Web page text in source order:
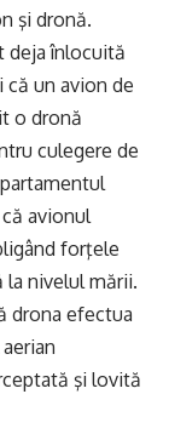
şi dronă.
deja înlocuită
un avion de
o dronă
culegere de
avionul
forţele
la nivelul mării.
drona efectua
şi lovită